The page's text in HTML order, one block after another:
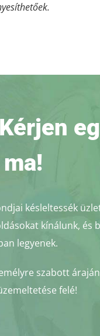
késleltessék
kínálunk, és
legyenek.
szabott
felé!